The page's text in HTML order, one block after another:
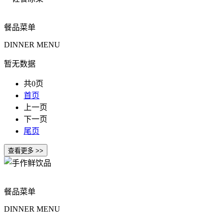
餐品菜单
DINNER MENU
暂无数据
共0页
首页
上一页
下一页
尾页
餐品菜单
DINNER MENU